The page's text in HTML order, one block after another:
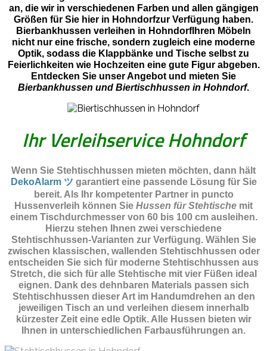
an, die wir in verschiedenen Farben und allen gängigen
Größen für Sie hier in Hohndorfzur Verfügung haben.
Bierbankhussen verleihen in HohndorfIhren Möbeln
nicht nur eine frische, sondern zugleich eine moderne
Optik, sodass die Klappbänke und Tische selbst zu
Feierlichkeiten wie Hochzeiten eine gute Figur abgeben.
Entdecken Sie unser Angebot und mieten Sie
Bierbankhussen und Biertischhussen in Hohndorf.
Ihr Verleihservice Hohndorf
Wenn Sie Stehtischhussen mieten möchten, dann hält
DekoAlarm ツ garantiert eine passende Lösung für Sie
bereit. Als Ihr kompetenter Partner in puncto
Hussenverleih können Sie Hussen für Stehtische mit
einem Tischdurchmesser von 60 bis 100 cm ausleihen.
Hierzu stehen Ihnen zwei verschiedene
Stehtischhussen-Varianten zur Verfügung. Wählen Sie
zwischen klassischen, wallenden Stehtischhussen oder
entscheiden Sie sich für moderne Stehtischhussen aus
Stretch, die sich für alle Stehtische mit vier Füßen ideal
eignen. Dank des dehnbaren Materials passen sich
Stehtischhussen dieser Art im Handumdrehen an den
jeweiligen Tisch an und verleihen diesem innerhalb
kürzester Zeit eine edle Optik. Alle Hussen bieten wir
Ihnen in unterschiedlichen Farbausführungen an.